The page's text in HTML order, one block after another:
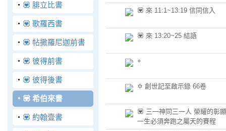
‧ 💟 腓立比書
‧ 💟 歌羅西書
‧ 💟 帖撒羅尼迦前書
‧ 💟 彼得前書
‧ 💟 彼得後書
‧ 💟 希伯來書
‧ 💟 約翰壹書
💟 來 11:1~13:19 信同信入
💟 來 13:20~25 結語
+
✡️ 創世記至啟示錄 66卷
💟 三一神同三一人 榮耀的彰
一生必須奔跑之屬天的賽程